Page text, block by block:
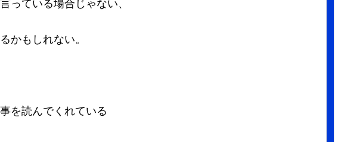
っている場合じゃない、
かもしれない。
を読んでくれている